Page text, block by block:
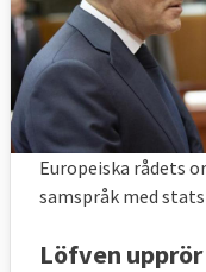
Europeiska rådets
samspråk med
Löfven